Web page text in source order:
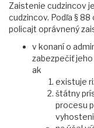
Zaistenie cudzincov
cudzincov. Podľa §
policajt oprávnený
v konaní o
zabezpečiť jeho
ak
existuje
štátny
procesu